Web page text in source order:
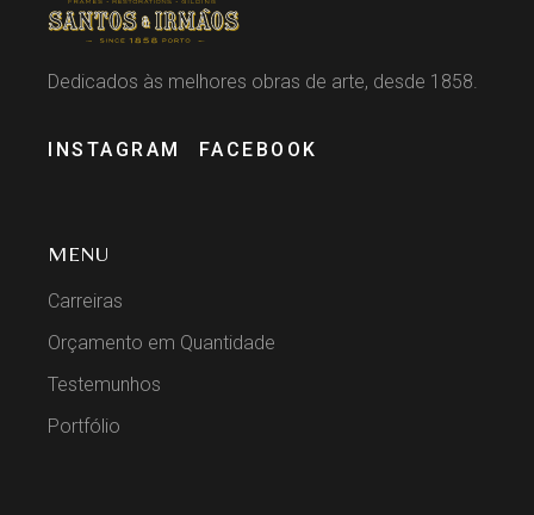
Dedicados às melhores obras de arte, desde 1858.
INSTAGRAM FACEBOOK
MENU
Carreiras
Orçamento em Quantidade
Testemunhos
Portfólio